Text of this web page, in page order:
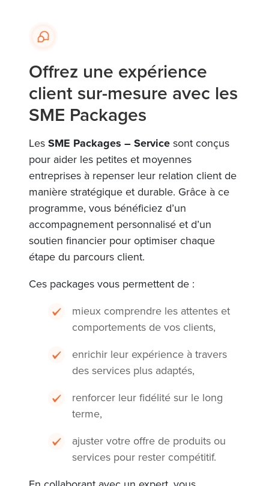
Offrez une expérience
client sur-mesure avec les
SME Packages
LesSME Packages – Servicesont conçus
pour aider les petites et moyennes
entreprises à repenser leur relation client de
manière stratégique et durable. Grâce à ce
programme, vous bénéficiez d’un
accompagnement personnalisé et d’un
soutien financier pour optimiser chaque
étape du parcours client.
Ces packages vous permettent de :
mieux comprendre les attentes et
comportements de vos clients,
enrichir leur expérience à travers
des services plus adaptés,
renforcer leur fidélité sur le long
terme,
ajuster votre offre de produits ou
services pour rester compétitif.